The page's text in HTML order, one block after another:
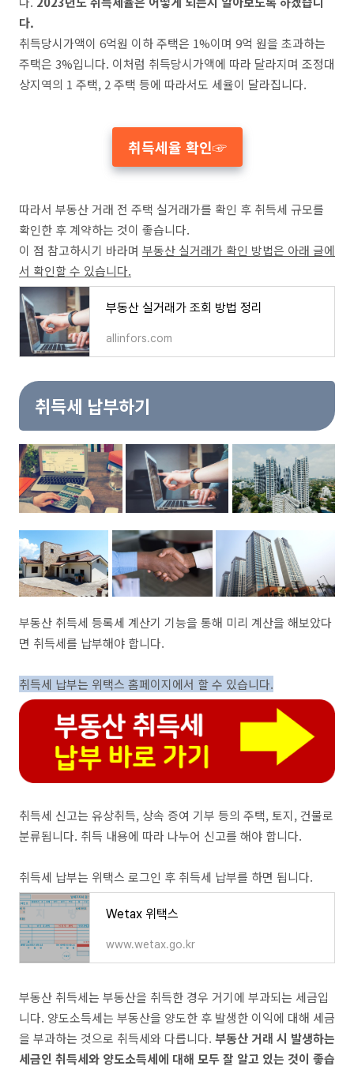
다.
취득당시가액이 6억원 이하 주택은 1%이며 9억 원을 초과하는
주택은 3%입니다. 이처럼 취득당시가액에 따라 달라지며 조정대
상지역의 1 주택, 2 주택 등에 따라서도 세율이 달라집니다.
취득세율 확인☞
따라서 부동산 거래 전 주택 실거래가를 확인 후 취득세 규모를
확인한 후 계약하는 것이 좋습니다.
이 점 참고하시기 바라며 부동산 실거래가 확인 방법은 아래 글에
서 확인할 수 있습니다.
부동산 실거래가 조회 방법 정리
allinfors.com
취득세 납부하기
부동산 취득세 등록세 계산기 기능을 통해 미리 계산을 해보았다
면 취득세를 납부해야 합니다.
취득세 납부는 위택스 홈페이지에서 할 수 있습니다.
취득세 신고는 유상취득, 상속 증여 기부 등의 주택, 토지, 건물로
분류됩니다. 취득 내용에 따라 나누어 신고를 해야 합니다.
취득세 납부는 위택스 로그인 후 취득세 납부를 하면 됩니다.
Wetax 위택스
www.wetax.go.kr
부동산 취득세는 부동산을 취득한 경우 거기에 부과되는 세금입
니다. 양도소득세는 부동산을 양도한 후 발생한 이익에 대해 세금
을 부과하는 것으로 취득세와 다릅니다. 부동산 거래 시 발생하는
세금인 취득세와 양도소득세에 대해 모두 잘 알고 있는 것이 좋습